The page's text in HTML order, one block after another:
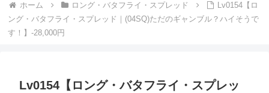
ホーム ロング・バタフライ・スプレッド
Lv0154【ロ
ング・バタフライ・スプレッド｜(04SQ)ただのギャンブル？ハイそうで
す！】-28,000円
Lv0154【ロング・バタフライ・スプレッ